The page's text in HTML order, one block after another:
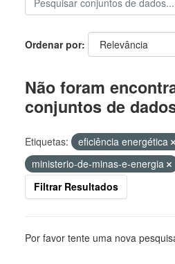
Ordenar por
Não foram
conjuntos de
Etiquetas: eficiência energética
ministerio-de-minas-e-energia
Filtrar Resultados
Por favor tente uma nova